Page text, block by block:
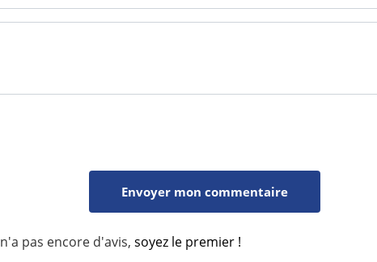
n'a pas encore d'avis, soyez le premier !